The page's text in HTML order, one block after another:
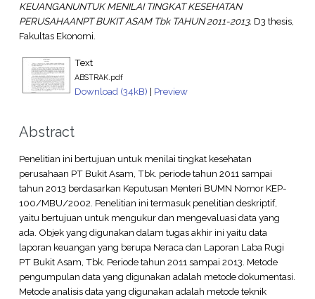
KEUANGANUNTUK MENILAI TINGKAT KESEHATAN
PERUSAHAANPT BUKIT ASAM Tbk TAHUN 2011-2013. D3 thesis,
Fakultas Ekonomi.
Text
ABSTRAK.pdf
Download (34kB) | Preview
Abstract
Penelitian ini bertujuan untuk menilai tingkat kesehatan
perusahaan PT Bukit Asam, Tbk. periode tahun 2011 sampai
tahun 2013 berdasarkan Keputusan Menteri BUMN Nomor KEP-
100/MBU/2002. Penelitian ini termasuk penelitian deskriptif,
yaitu bertujuan untuk mengukur dan mengevaluasi data yang
ada. Objek yang digunakan dalam tugas akhir ini yaitu data
laporan keuangan yang berupa Neraca dan Laporan Laba Rugi
PT Bukit Asam, Tbk. Periode tahun 2011 sampai 2013. Metode
pengumpulan data yang digunakan adalah metode dokumentasi.
Metode analisis data yang digunakan adalah metode teknik